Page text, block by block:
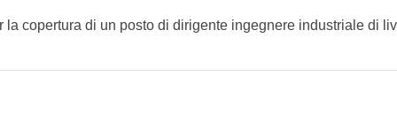
copertura di un posto di dirigente ingegnere industriale di